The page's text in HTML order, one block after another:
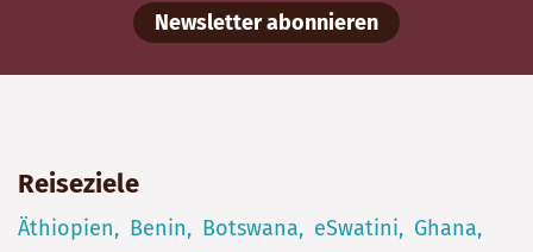
Newsletter abonnieren
Reiseziele
Äthiopien Benin Botswana eSwatini
Ghana